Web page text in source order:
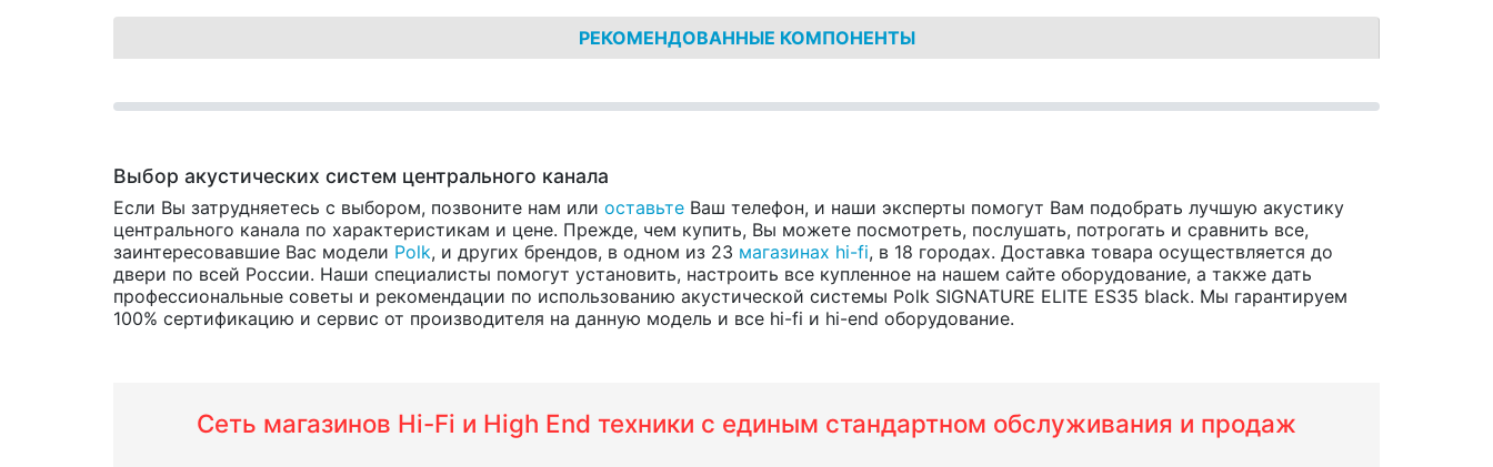
РЕКОМЕНДОВАННЫЕ КОМПОНЕНТЫ
Выбор акустических систем центрального канала
Если Вы затрудняетесь с выбором, позвоните нам или оставьте Ваш телефон, и наши эксперты помогут Вам подобрать лучшую акустику
центрального канала по характеристикам и цене. Прежде, чем купить, Вы можете посмотреть, послушать, потрогать и сравнить все,
заинтересовавшие Вас модели Polk, и других брендов, в одном из 23 магазинах hi-fi, в 18 городах. Доставка товара осуществляется до
двери по всей России. Наши специалисты помогут установить, настроить все купленное на нашем сайте оборудование, а также дать
профессиональные советы и рекомендации по использованию акустической системы Polk SIGNATURE ELITE ES35 black. Мы гарантируем
100% сертификацию и сервис от производителя на данную модель и все hi-fi и hi-end оборудование.
Сеть магазинов Hi-Fi и High End техники с единым стандартном обслуживания и продаж